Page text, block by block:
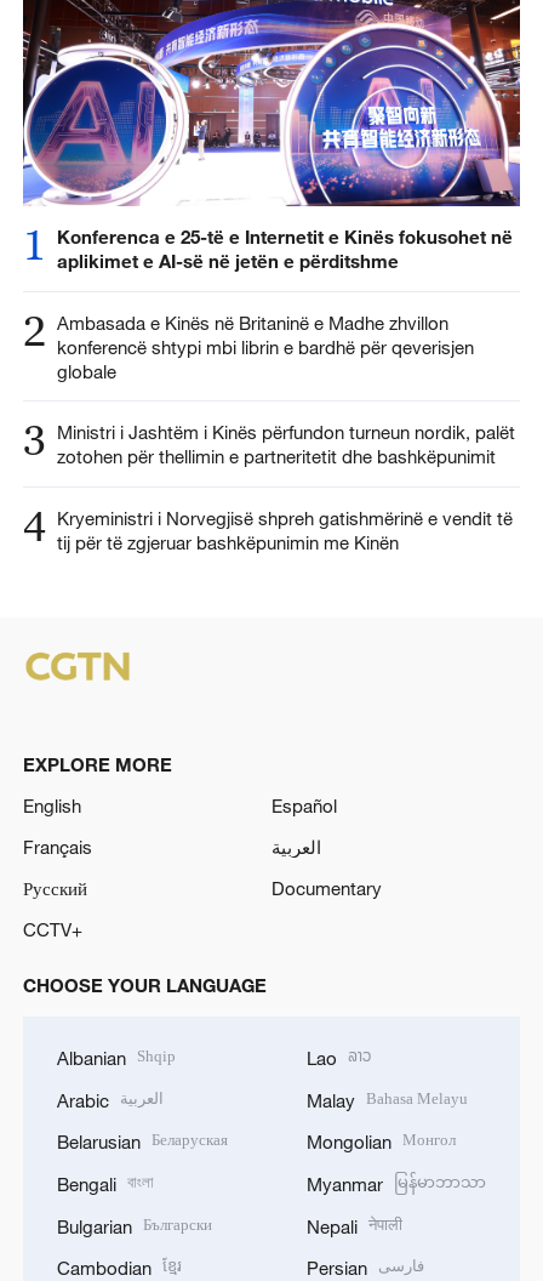
1
Konferenca e 25-të e Internetit e Kinës fokusohet në
aplikimet e AI-së në jetën e përditshme
2 Ambasada e Kinës në Britaninë e Madhe zhvillon
konferencë shtypi mbi librin e bardhë për qeverisjen
globale
3
Ministri i Jashtëm i Kinës përfundon turneun nordik, palët
zotohen për thellimin e partneritetit dhe bashkëpunimit
4 Kryeministri i Norvegjisë shpreh gatishmërinë e vendit të
tij për të zgjeruar bashkëpunimin me Kinën
EXPLORE MORE
English
Español
Français
العربية
Русский
Documentary
CCTV+
CHOOSE YOUR LANGUAGE
Albanian Shqip
Arabic العربية
Belarusian Беларуская
Bengali বাংলা
Bulgarian Български
Cambodian ខ្មែរ
Lao ລາວ
Malay Bahasa Melayu
Mongolian Монгол
Myanmar မြန်မာဘာသာ
Nepali नेपाली
Persian فارسی